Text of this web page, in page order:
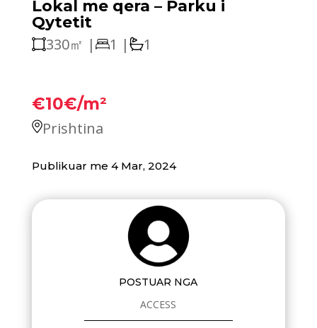
Lokal me qera – Parku i
Qytetit
330㎡ |
1 | 1
€10€/m²
Prishtina
Publikuar me 4 Mar, 2024
POSTUAR NGA
ACCESS